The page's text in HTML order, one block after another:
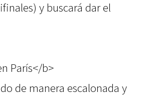
y buscará dar el
París</b>
de manera escalonada y